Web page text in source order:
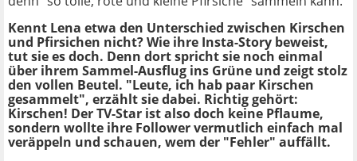
Kennt Lena etwa den Unterschied zwischen Kirschen
und Pfirsichen nicht? Wie ihre Insta-Story beweist,
tut sie es doch. Denn dort spricht sie noch einmal
über ihrem Sammel-Ausflug ins Grüne und zeigt stolz
den vollen Beutel. "Leute, ich hab paar Kirschen
gesammelt", erzählt sie dabei. Richtig gehört:
Kirschen! Der TV-Star ist also doch keine Pflaume,
sondern wollte ihre Follower vermutlich einfach mal
veräppeln und schauen, wem der "Fehler" auffällt.